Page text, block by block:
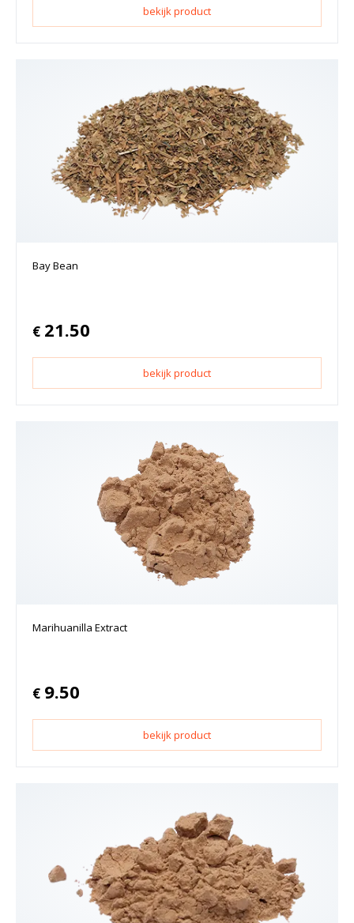
bekijk product
Bay Bean
€ 21.50
bekijk product
Marihuanilla Extract
€ 9.50
bekijk product